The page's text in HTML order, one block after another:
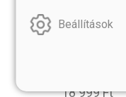
18 999 Ft
Beállítások